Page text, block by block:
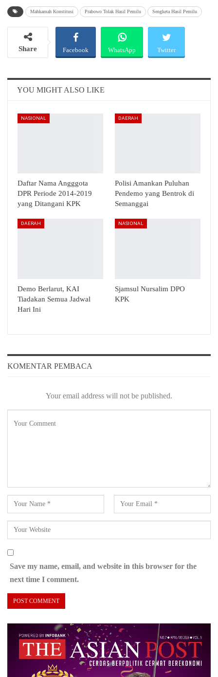
Mahkamah Konstitusi Prabowo Tolak Hasil Pemilu Sengketa Hasil Pemilu
Share Facebook WhatsApp Twitter
Email
YOU MIGHT ALSO LIKE
NASIONAL
Daftar Nama Angggota
DPR Periode 2014-2019
yang Ditangani KPK
DAERAH
Polisi Amankan Puluhan
Pendemo yang Bentrok di
Semanggai
DAERAH
Demo Berlarut, KAI
Tiadakan Semua Jadwal
Hari Ini
NASIONAL
Sjamsul Nursalim DPO
KPK
KOMENTAR PEMBACA
Your email address will not be published.
Save my name, email, and website in this browser for the
next time I comment.